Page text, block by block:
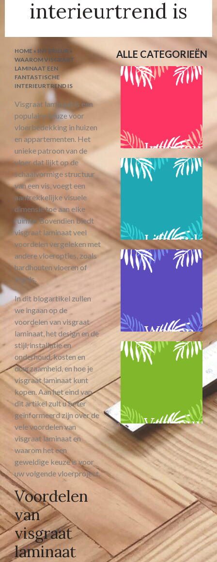
interieurtrend is
HOME » INTERIEUR »
WAAROM VISGRAAT
LAMINAAT EEN
FANTASTISCHE
INTERIEURTREND IS
Visgraat laminaat is een
populaire keuze voor
vloerbedekking in huizen
en appartementen. Het
unieke patroon van de
vloer dat lijkt op de
schaalvormige structuur
van een vis, voegt een
aantrekkelijke visuele
dimensie toe aan elke
ruimte. Bovendien biedt
visgraat laminaat veel
voordelen vergeleken met
andere vloeropties, zoals
hardhouten vloeren of
tegels.
In dit blogartikel zullen
we ingaan op de
voordelen van visgraat
laminaat, het design en de
stijl, installatie en
onderhoud, kosten en
duurzaamheid, en hoe je
visgraat laminaat kunt
kopen. Aan het eind van
dit artikel zult u beter
geïnformeerd zijn over de
vele voordelen van
visgraat laminaat en
waarom het een
geweldige keuze is voor
uw volgende vloerproject.
Voordelen
van
visgraat
laminaat
ALLE CATEGORIEËN
Interieur
Lifestyle
Wonen